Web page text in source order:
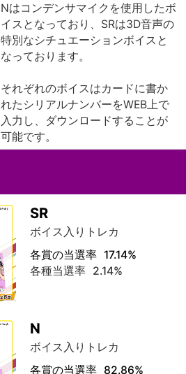
Nはコンデンサマイクを使用したボ
イスとなっており、SRは3D音声の
特別なシチュエーションボイスと
なっております。
それぞれのボイスはカードに書か
れたシリアルナンバーをWEB上で
入力し、ダウンロードすることが
可能です。
SR
ボイス入りトレカ
各賞の当選率 17.14%
各種当選率 2.14%
N
ボイス入りトレカ
各賞の当選率 82.86%